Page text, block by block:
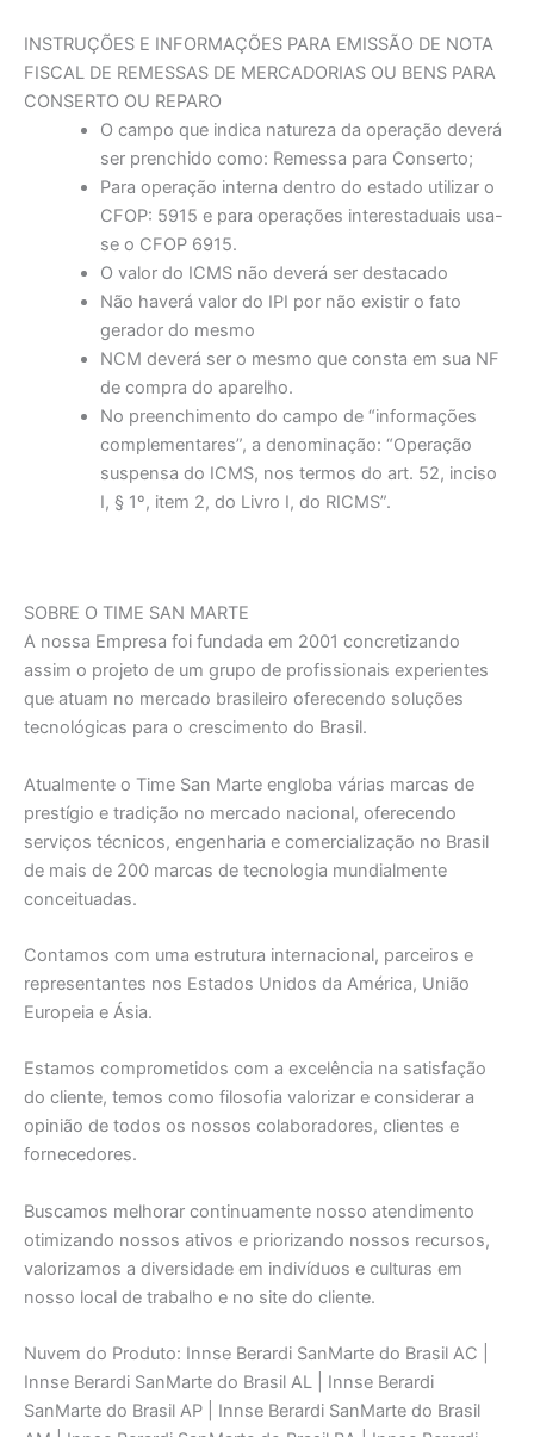
INSTRUÇÕES E INFORMAÇÕES PARA EMISSÃO DE NOTA
FISCAL DE REMESSAS DE MERCADORIAS OU BENS PARA
CONSERTO OU REPARO
O campo que indica natureza da operação deverá
ser prenchido como: Remessa para Conserto;
Para operação interna dentro do estado utilizar o
CFOP: 5915 e para operações interestaduais usa-
se o CFOP 6915.
O valor do ICMS não deverá ser destacado
Não haverá valor do IPI por não existir o fato
gerador do mesmo
NCM deverá ser o mesmo que consta em sua NF
de compra do aparelho.
No preenchimento do campo de “informações
complementares”, a denominação: “Operação
suspensa do ICMS, nos termos do art. 52, inciso
I, § 1º, item 2, do Livro I, do RICMS”.
SOBRE O TIME SAN MARTE
A nossa Empresa foi fundada em 2001 concretizando
assim o projeto de um grupo de profissionais experientes
que atuam no mercado brasileiro oferecendo soluções
tecnológicas para o crescimento do Brasil.
Atualmente o Time San Marte engloba várias marcas de
prestígio e tradição no mercado nacional, oferecendo
serviços técnicos, engenharia e comercialização no Brasil
de mais de 200 marcas de tecnologia mundialmente
conceituadas.
Contamos com uma estrutura internacional, parceiros e
representantes nos Estados Unidos da América, União
Europeia e Ásia.
Estamos comprometidos com a excelência na satisfação
do cliente, temos como filosofia valorizar e considerar a
opinião de todos os nossos colaboradores, clientes e
fornecedores.
Buscamos melhorar continuamente nosso atendimento
otimizando nossos ativos e priorizando nossos recursos,
valorizamos a diversidade em indivíduos e culturas em
nosso local de trabalho e no site do cliente.
Nuvem do Produto: Innse Berardi SanMarte do Brasil AC |
Innse Berardi SanMarte do Brasil AL | Innse Berardi
SanMarte do Brasil AP | Innse Berardi SanMarte do Brasil